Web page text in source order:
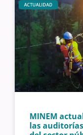
ACTUALIDAD
MINEM
las